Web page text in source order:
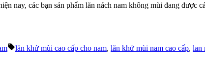
nay, các bạn sản phẩm lăn nách nam không mùi đang
Tags:
lăn khử mùi cao cấp cho nam, lăn khử mùi nam cao cấp, lan